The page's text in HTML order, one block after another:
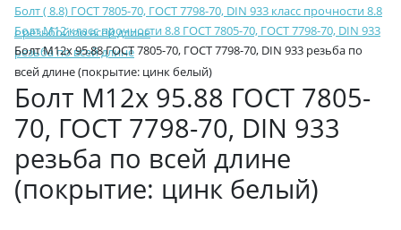
Болт ( 8.8) ГОСТ 7805-70, ГОСТ 7798-70, DIN 933 класс прочности 8.8
с резьбой по всей длине
Болт М12 класс прочности 8.8 ГОСТ 7805-70, ГОСТ 7798-70, DIN 933
резьба по всей длине
Болт М12х 95.88 ГОСТ 7805-70, ГОСТ 7798-70, DIN 933 резьба по
всей длине (покрытие: цинк белый)
Болт М12х 95.88 ГОСТ 7805-
70, ГОСТ 7798-70, DIN 933
резьба по всей длине
(покрытие: цинк белый)